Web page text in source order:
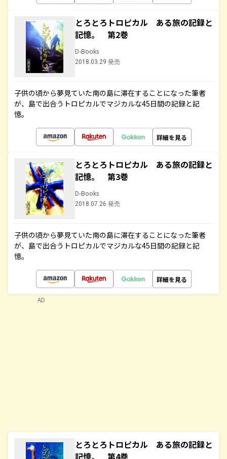
とろとろトロピカル ある旅の記録と
記憶。 第2巻
D-Books
2018.03.29 発売
子供の頃から夢見ていた南の島に滞在することになった筆者
が、島で出合うトロピカルでマジカルな45日間の記録と記
憶。
詳細を見る
とろとろトロピカル ある旅の記録と
記憶。 第3巻
D-Books
2018.07.26 発売
子供の頃から夢見ていた南の島に滞在することになった筆者
が、島で出合うトロピカルでマジカルな45日間の記録と記
憶。
詳細を見る
とろとろトロピカル ある旅の記録と
記憶。 第4巻
AD